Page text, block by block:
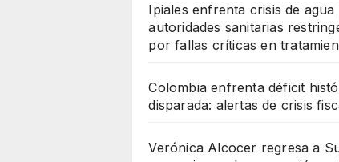
Ipiales enfrenta crisis de agua
autoridades sanitarias
por fallas críticas en
Colombia enfrenta déficit
disparada: alertas de crisis
Verónica Alcocer regresa a